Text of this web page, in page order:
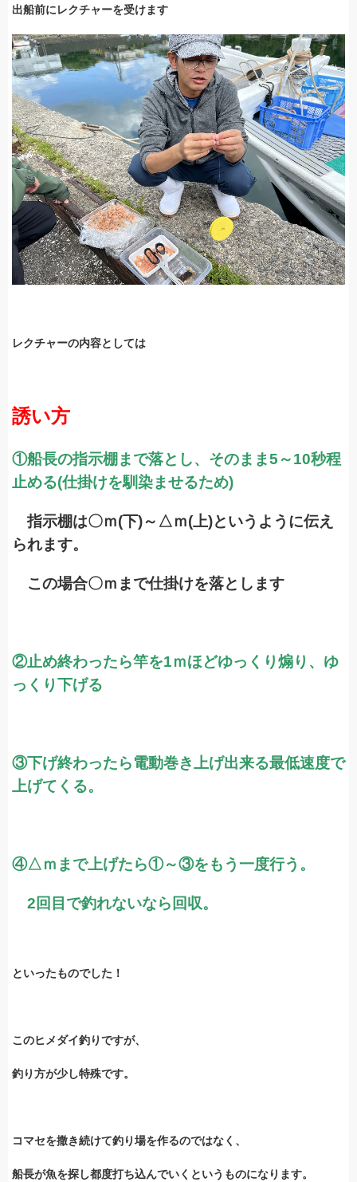
出船前にレクチャーを受けます
レクチャーの内容としては
誘い方
①船長の指示棚まで落とし、そのまま5～10秒程
止める(仕掛けを馴染ませるため)
指示棚は〇ｍ(下)～△ｍ(上)というように伝え
られます。
この場合〇ｍまで仕掛けを落とします
②止め終わったら竿を1ｍほどゆっくり煽り、ゆ
っくり下げる
③下げ終わったら電動巻き上げ出来る最低速度で
上げてくる。
④△ｍまで上げたら①～③をもう一度行う。
2回目で釣れないなら回収。
といったものでした！
このヒメダイ釣りですが、
釣り方が少し特殊です。
コマセを撒き続けて釣り場を作るのではなく、
船長が魚を探し都度打ち込んでいくというものになります。